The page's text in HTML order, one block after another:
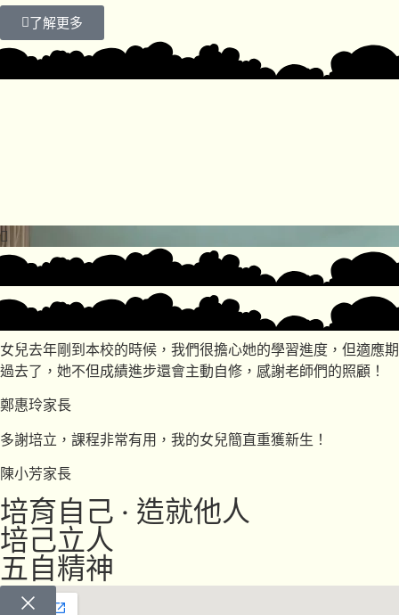
了解更多
女兒去年剛到本校的時候，我們很擔心她的學習進度，但適應期
過去了，她不但成績進步還會主動自修，感謝老師們的照顧！
鄭惠玲家長
多謝培立，課程非常有用，我的女兒簡直重獲新生！
陳小芳家長
培育自己 ‧ 造就他人
培己立人
五自精神